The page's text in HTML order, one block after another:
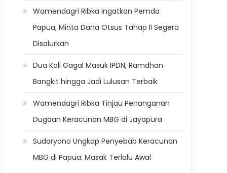
Wamendagri Ribka Ingatkan Pemda
Papua, Minta Dana Otsus Tahap II Segera
Disalurkan
Dua Kali Gagal Masuk IPDN, Ramdhan
Bangkit hingga Jadi Lulusan Terbaik
Wamendagri Ribka Tinjau Penanganan
Dugaan Keracunan MBG di Jayapura
Sudaryono Ungkap Penyebab Keracunan
MBG di Papua: Masak Terlalu Awal